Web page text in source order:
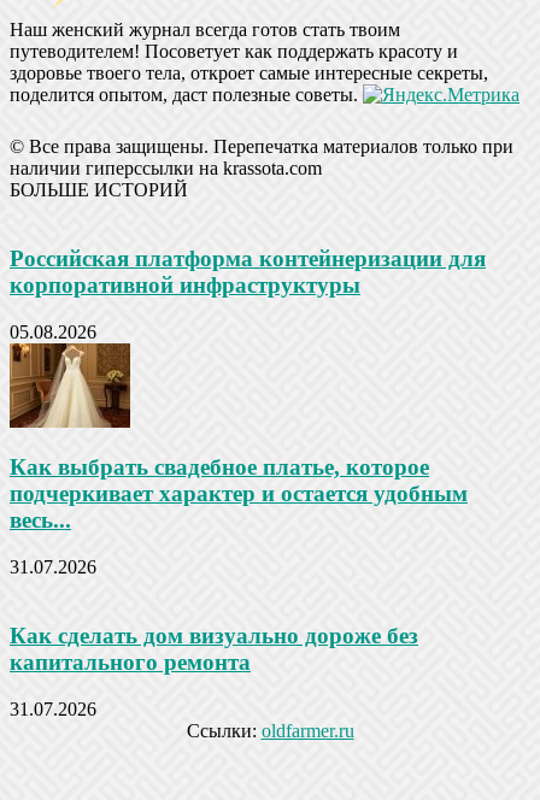
Наш женский журнал всегда готов стать твоим
путеводителем! Посоветует как поддержать красоту и
здоровье твоего тела, откроет самые интересные секреты,
поделится опытом, даст полезные советы.
© Все права защищены. Перепечатка материалов только при
наличии гиперссылки на krassota.com
БОЛЬШЕ ИСТОРИЙ
Российская платформа контейнеризации для
корпоративной инфраструктуры
05.08.2026
Как выбрать свадебное платье, которое
подчеркивает характер и остается удобным
весь...
31.07.2026
Как сделать дом визуально дороже без
капитального ремонта
31.07.2026
Ссылки: oldfarmer.ru